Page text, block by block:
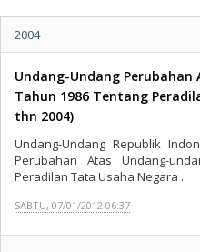
2004
Undang-Undang
Tahun 1986 Tentang
thn 2004)
Undang-Undang Republik
Perubahan Atas Undang-
Peradilan Tata Usaha Negara ..
SABTU, 07/01/2012 06:37